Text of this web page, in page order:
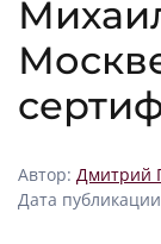
Автор: Дмитрий
Дата